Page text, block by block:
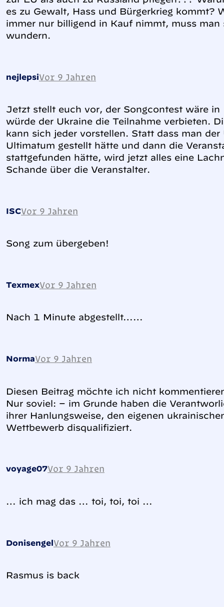
es zu Gewalt, Hass und Bürgerkrieg kommt?
immer nur billigend in Kauf nimmt, muss
wundern.
nejlepsiVor 9 Jahren
Jetzt stellt euch vor, der Songcontest wäre in
würde der Ukraine die Teilnahme verbieten.
kann sich jeder vorstellen. Statt dass man
Ultimatum gestellt hätte und dann die
stattgefunden hätte, wird jetzt alles eine
Schande über die Veranstalter.
ISCVor 9 Jahren
Song zum übergeben!
TexmexVor 9 Jahren
Nach 1 Minute abgestellt……
NormaVor 9 Jahren
Diesen Beitrag möchte ich nicht
Nur soviel: – im Grunde haben die
ihrer Hanlungsweise, den eigenen
Wettbewerb disqualifiziert.
voyage07Vor 9 Jahren
… ich mag das … toi, toi, toi …
DonisengelVor 9 Jahren
Rasmus is back